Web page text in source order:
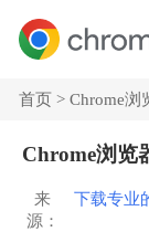
首页 >Chrome浏
Chrome浏览
来
源：
下载专业